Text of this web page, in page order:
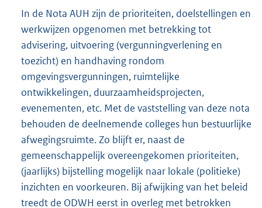
In de Nota AUH zijn de prioriteiten, doelstellingen en
werkwijzen opgenomen met betrekking tot
advisering, uitvoering (vergunningverlening en
toezicht) en handhaving rondom
omgevingsvergunningen, ruimtelijke
ontwikkelingen, duurzaamheidsprojecten,
evenementen, etc. Met de vaststelling van deze nota
behouden de deelnemende colleges hun bestuurlijke
afwegingsruimte. Zo blijft er, naast de
gemeenschappelijk overeengekomen prioriteiten,
(jaarlijks) bijstelling mogelijk naar lokale (politieke)
inzichten en voorkeuren. Bij afwijking van het beleid
treedt de ODWH eerst in overleg met betrokken